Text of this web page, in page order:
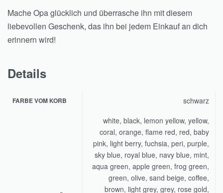
Mache Opa glücklich und überrasche ihn mit diesem
liebevollen Geschenk, das ihn bei jedem Einkauf an dich
erinnern wird!
Details
FARBE VOM KORB schwarz
white, black, lemon yellow, yellow,
coral, orange, flame red, red, baby
pink, light berry, fuchsia, peri, purple,
sky blue, royal blue, navy blue, mint,
aqua green, apple green, frog green,
green, olive, sand beige, coffee,
brown, light grey, grey, rose gold,